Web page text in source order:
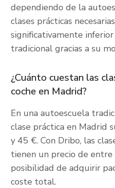
dependiendo de la
clases prácticas
significativamente
tradicional gracias a su
¿Cuánto cuestan las
coche en Madrid?
En una autoescuela
clase práctica en Madrid
y 45 €. Con Dribo, las
tienen un precio de
posibilidad de adquirir
coste total.